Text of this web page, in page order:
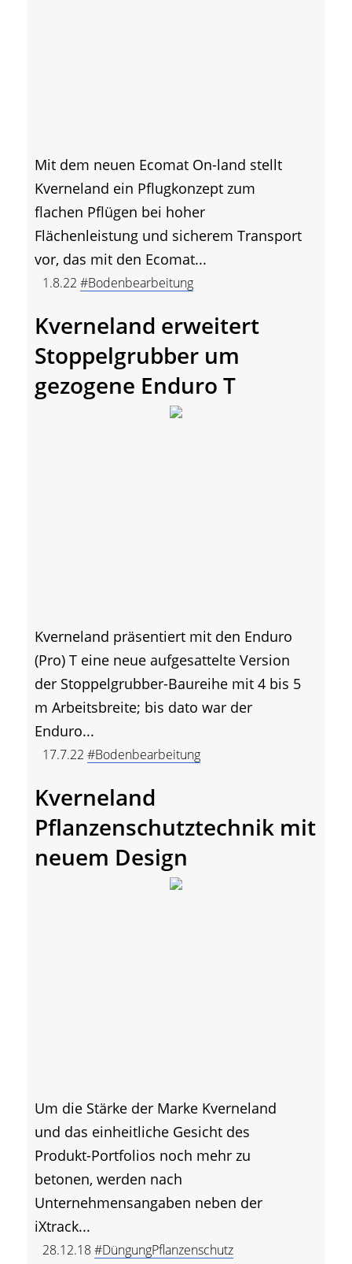
Mit dem neuen Ecomat On-land stellt
Kverneland ein Pflugkonzept zum
flachen Pflügen bei hoher
Flächenleistung und sicherem Transport
vor, das mit den Ecomat...
1.8.22 #Bodenbearbeitung
Kverneland erweitert
Stoppelgrubber um
gezogene Enduro T
Kverneland präsentiert mit den Enduro
(Pro) T eine neue aufgesattelte Version
der Stoppelgrubber-Baureihe mit 4 bis 5
m Arbeitsbreite; bis dato war der
Enduro...
17.7.22 #Bodenbearbeitung
Kverneland
Pflanzenschutztechnik mit
neuem Design
Um die Stärke der Marke Kverneland
und das einheitliche Gesicht des
Produkt-Portfolios noch mehr zu
betonen, werden nach
Unternehmensangaben neben der
iXtrack...
28.12.18#DüngungPflanzenschutz